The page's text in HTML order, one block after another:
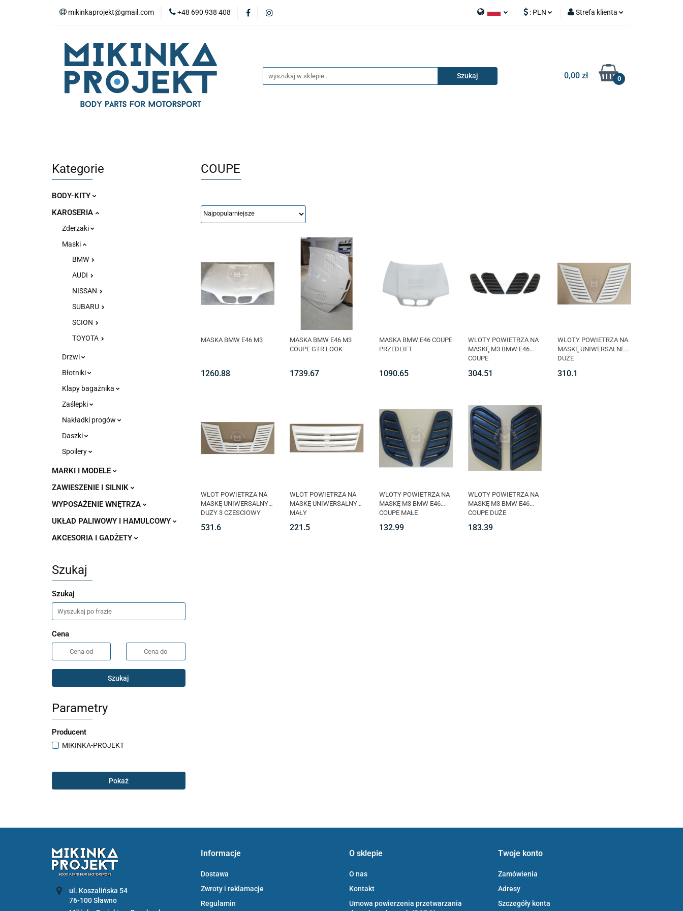
mikinkaprojekt@gmail.com +48 690 938 408 : PLN Strefa klienta
Dodaj zgłoszenie
0,00 zł 0
BODY-KITY ZDERZAKI
ZAŚLEPKI
WYPOSAŻENIE WNĘTRZA
Kategorie
BODY-KITY
KAROSERIA
Zderzaki
Maski
BMW
AUDI
NISSAN
SUBARU
SCION
TOYOTA
Drzwi
Błotniki
Klapy bagażnika
Zaślepki
Nakładki progów
Daszki
Spoilery
MARKI I MODELE
ZAWIESZENIE I SILNIK
WYPOSAŻENIE WNĘTRZA
UKŁAD PALIWOWY I HAMULCOWY
AKCESORIA I GADŻETY
Szukaj
Szukaj
Cena
Szukaj
Parametry
Producent
MIKINKA-PROJEKT
Pokaż
COUPE
MASKA BMW E46 M3
1260.88
MASKA BMW E46 M3
COUPE GTR LOOK
1739.67
MASKA BMW E46 COUPE
PRZEDLIFT
1090.65
WLOTY POWIETRZA NA
MASKĘ M3 BMW E46
COUPE
304.51
WLOTY POWIETRZA NA
MASKĘ UNIWERSALNE
DUŻE
310.1
WLOT POWIETRZA NA
MASKĘ UNIWERSALNY
DUZY 3 CZESCIOWY
531.6
WLOT POWIETRZA NA
MASKĘ UNIWERSALNY
MAŁY
221.5
WLOTY POWIETRZA NA
MASKĘ M3 BMW E46
COUPE MAŁE
132.99
WLOTY POWIETRZA NA
MASKĘ M3 BMW E46
COUPE DUŻE
183.39
ul. Koszalińska 54
76-100 Sławno
Informacje
Dostawa
Zwroty i reklamacje
Regulamin
O sklepie
O nas
Kontakt
Umowa powierzenia przetwarzania
Twoje konto
Zamówienia
Adresy
Szczegóły konta